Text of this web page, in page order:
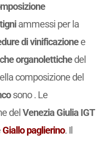
ammessi per la
di vinificazionee
organolettichedel
composizione del
sono . Le
delVenezia Giulia IGT
Giallo paglierino. Il